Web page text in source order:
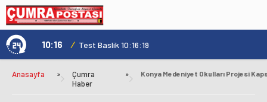
10:16 / Test Baslik 10:16:19
Anasayfa »
Çumra
Haber
»